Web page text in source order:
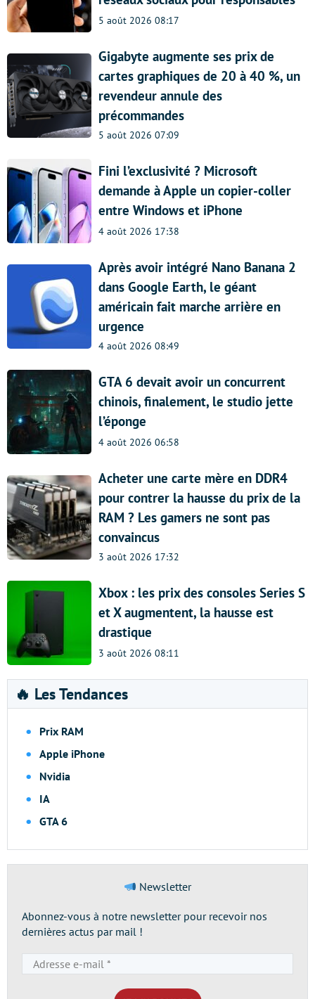
5 août 2026 08:17
Gigabyte augmente ses prix de
cartes graphiques de 20 à 40 %, un
revendeur annule des
précommandes
5 août 2026 07:09
Fini l’exclusivité ? Microsoft
demande à Apple un copier-coller
entre Windows et iPhone
4 août 2026 17:38
Après avoir intégré Nano Banana 2
dans Google Earth, le géant
américain fait marche arrière en
urgence
4 août 2026 08:49
GTA 6 devait avoir un concurrent
chinois, finalement, le studio jette
l’éponge
4 août 2026 06:58
Acheter une carte mère en DDR4
pour contrer la hausse du prix de la
RAM ? Les gamers ne sont pas
convaincus
3 août 2026 17:32
Xbox : les prix des consoles Series S
et X augmentent, la hausse est
drastique
3 août 2026 08:11
🔥 Les Tendances
Prix RAM
Apple iPhone
Nvidia
IA
GTA 6
Newsletter
Abonnez-vous à notre newsletter pour recevoir nos
dernières actus par mail !
e-
mail